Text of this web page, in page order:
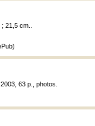
21,5 cm..
63 p., photos.